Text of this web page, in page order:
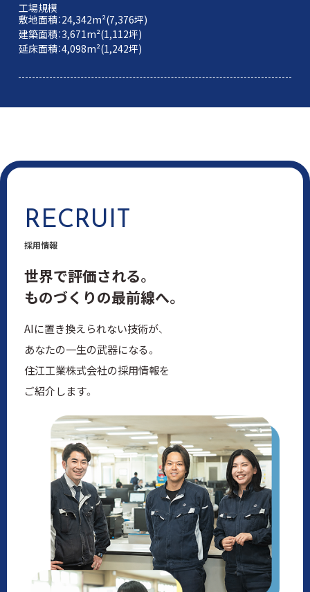
工場規模
敷地面積：24,342m²(7,376坪)
建築面積：3,671m²(1,112坪)
延床面積：4,098m²(1,242坪)
RECRUIT
採用情報
世界で評価される。
ものづくりの最前線へ。
AIに置き換えられない技術が、
あなたの一生の武器になる。
住江工業株式会社の採用情報を
ご紹介します。